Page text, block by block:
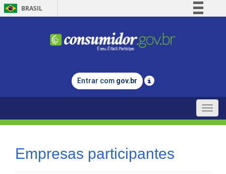
BRASIL
Comunica BR
Legislação
Entrar com gov.br
Toggle
Empresas participantes